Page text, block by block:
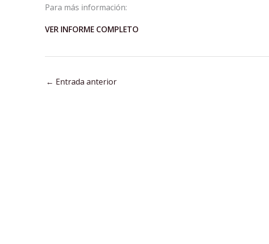
Para más información:
VER INFORME COMPLETO
← Entrada anterior